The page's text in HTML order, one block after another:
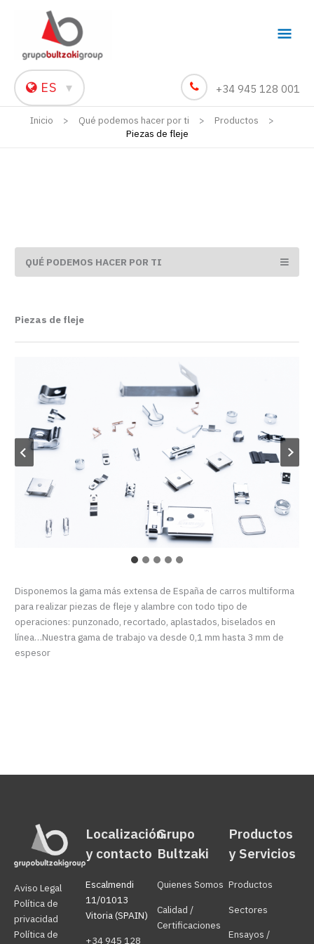
ES ▾ +34 945 128 001
Inicio Qué podemos hacer por ti
Productos
Piezas de fleje
QUÉ PODEMOS HACER POR TI
Piezas de fleje
Disponemos la gama más extensa de España de carros multiforma
para realizar piezas de fleje y alambre con todo tipo de
operaciones: punzonado, recortado, aplastados, biselados en
línea…Nuestra gama de trabajo va desde 0,1 mm hasta 3 mm de
espesor
Aviso Legal
Política de
privacidad
Política de
Localización
y contacto
Escalmendi
11/01013
Vitoria (SPAIN)
+34 945 128
Grupo
Bultzaki
Quienes Somos
Calidad /
Certificaciones
Productos
y Servicios
Productos
Sectores
Ensayos /